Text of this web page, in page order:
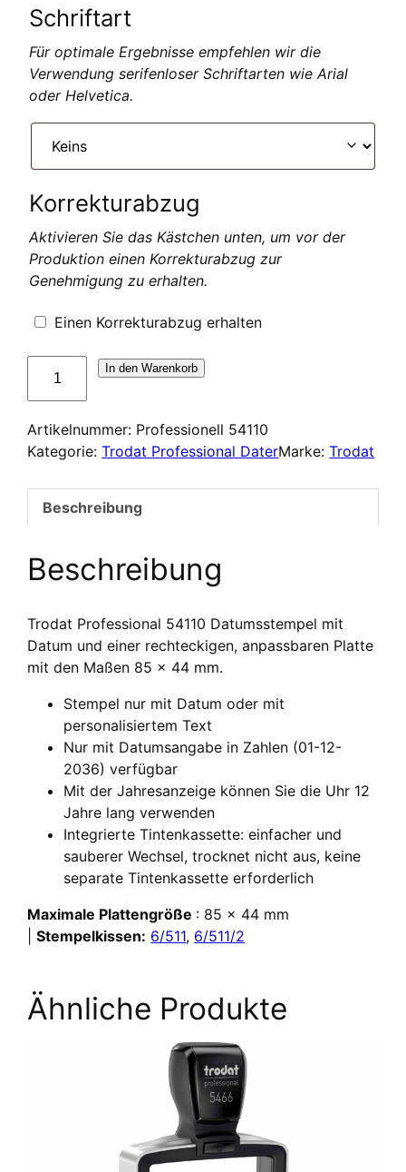
Schriftart
Für optimale Ergebnisse empfehlen wir die
Verwendung serifenloser Schriftarten wie Arial
oder Helvetica.
Korrekturabzug
Aktivieren Sie das Kästchen unten, um vor der
Produktion einen Korrekturabzug zur
Genehmigung zu erhalten.
Einen Korrekturabzug erhalten
Trodat
54110
Menge
In den Warenkorb
Artikelnummer: Professionell 54110
Kategorie:Trodat Professional DaterMarke:Trodat
Beschreibung
Beschreibung
Trodat Professional 54110 Datumsstempel mit
Datum und einer rechteckigen, anpassbaren Platte
mit den Maßen 85 x 44 mm.
Stempel nur mit Datum oder mit
personalisiertem Text
Nur mit Datumsangabe in Zahlen (01-12-
2036) verfügbar
Mit der Jahresanzeige können Sie die Uhr 12
Jahre lang verwenden
Integrierte Tintenkassette: einfacher und
sauberer Wechsel, trocknet nicht aus, keine
separate Tintenkassette erforderlich
Maximale Plattengröße : 85 x 44 mm
|Stempelkissen: 6/511, 6/511/2
Ähnliche Produkte